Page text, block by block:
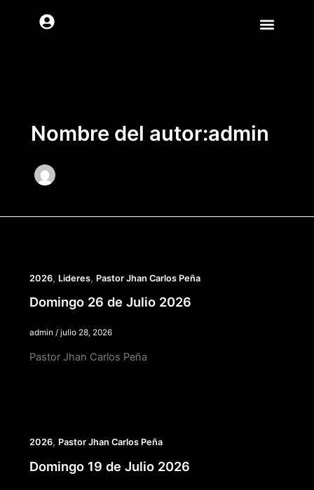
Nombre del autor:admin
2026, Lideres, Pastor Jhan Carlos Peña
Domingo 26 de Julio 2026
admin / julio 28, 2026
Pastor Jhan Carlos Peña
2026, Pastor Jhan Carlos Peña
Domingo 19 de Julio 2026